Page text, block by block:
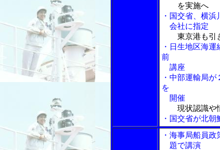
を実施へ
・国交省、横
会社に指定
東京港も引
・日生地区海
前
講座
・中部運輸局
を
開催
現状認識や
・国交省が北
・海事局船員
題で講演